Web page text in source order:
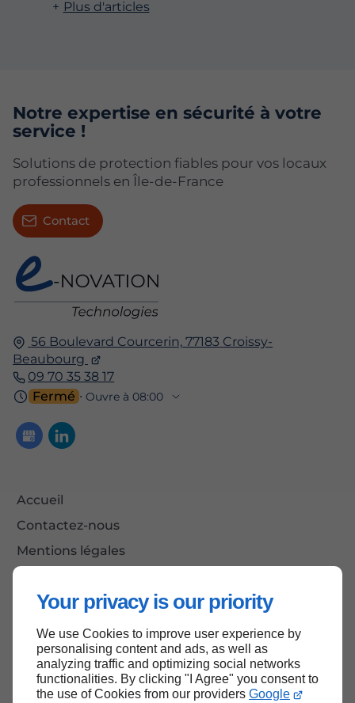
Your privacy is our priority
We use Cookies to improve user experience by
personalising content and ads, as well as
analyzing traffic and optimizing social networks
functionalities. By clicking "I Agree" you consent to
the use of Cookies from our providers Google
Plus d'articles
56 Boulevard Courcerin, 77183 Croissy-
Beaubourg
09 70 35 38 17
Fermé ⋅ Ouvre à 08:00
Accueil
Contactez-nous
Mentions légales
Notre expertise en sécurité à votre
service !
Solutions de protection fiables pour vos locaux
professionnels en Île-de-France
Contact
Haut de page